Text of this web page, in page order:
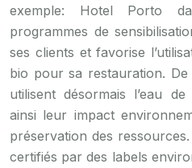
exemple: Hotel Porto
programmes de
ses clients et favorise
bio pour sa restauration. De
utilisent désormais l’eau
ainsi leur impact
préservation des
certifiés par des labels